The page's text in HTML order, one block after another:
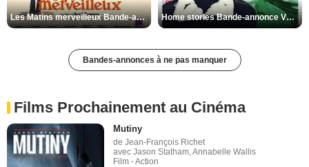
Les Matins merveilleux Bande-annonce VF Home stories Bande-annonce VO STFR
Bandes-annonces à ne pas manquer
Films Prochainement au Cinéma
Mutiny
de Jean-François Richet
avec Jason Statham, Annabelle Wallis
Film - Action